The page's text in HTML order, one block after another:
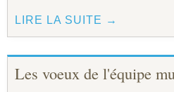
LIRE LA SUITE →
Les voeux de l'équipe